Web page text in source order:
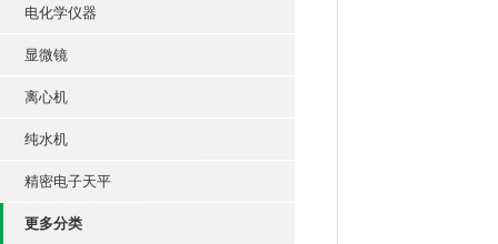
电化学仪器
显微镜
离心机
纯水机
精密电子天平
更多分类